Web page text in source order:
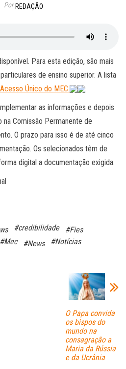
Por REDAÇÃO
Para esta edição, são mais
de ensino superior. A lista
Único do MEC.
as informações e depois
Comissão Permanente de
O prazo para isso é de até cinco
Os selecionados têm de
digital a documentação exigida.
#credibilidade
#Fies
#Mec #News
#Notícias
O Papa convida
os bispos do
mundo na
consagração a
Maria da Rússia
e da Ucrânia